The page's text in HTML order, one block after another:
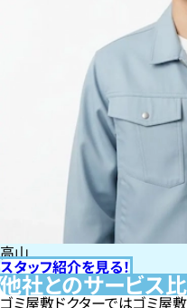
高山
スタッフ紹介を見る！
他社とのサービス
ゴミ屋敷ドクターではゴミ屋